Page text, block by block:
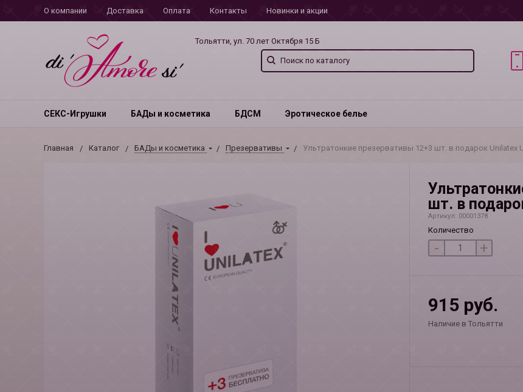
О компании Доставка Оплата Контакты Новинки и акции
Тольятти, ул. 70 лет Октября 15 Б
СЕКС-Игрушки БАДы и косметика БДСМ Эротическое белье
Главная Каталог БАДы и косметика Презервативы Ультратонкие презервативы 12+3 шт. в подарок Unilatex
шт. в
Артикул: 00001378
Количество
- +
915 руб.
Наличие в Тольятти